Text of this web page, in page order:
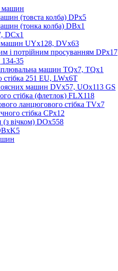
машин
(товста колба) DPx5
(тонка колба) DBx1
DCх1
машин UYx128, DVх63
і потрійним просуванням DPx17
134-35
машин TQх7, TQх1
251 EU, LWx6T
машин DVx57, UOx113 GS
стібка (флетлок) FLX118
ланцюгового стібка TVх7
стібка CPх12
вічком) DOх558